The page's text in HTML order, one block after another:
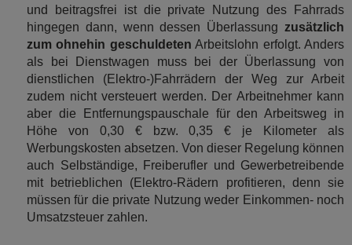
und beitragsfrei ist die private Nutzung des Fahrrads
hingegen dann, wenn dessen Überlassung zusätzlich
zum ohnehin geschuldeten Arbeitslohn erfolgt. Anders
als bei Dienstwagen muss bei der Überlassung von
dienstlichen (Elektro-)Fahrrädern der Weg zur Arbeit
zudem nicht versteuert werden. Der Arbeitnehmer kann
aber die Entfernungspauschale für den Arbeitsweg in
Höhe von 0,30 € bzw. 0,35 € je Kilometer als
Werbungskosten absetzen. Von dieser Regelung können
auch Selbständige, Freiberufler und Gewerbetreibende
mit betrieblichen (Elektro-Rädern profitieren, denn sie
müssen für die private Nutzung weder Einkommen- noch
Umsatzsteuer zahlen.